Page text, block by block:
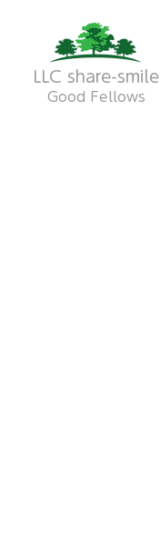
LLC share-smile
Good Fellows